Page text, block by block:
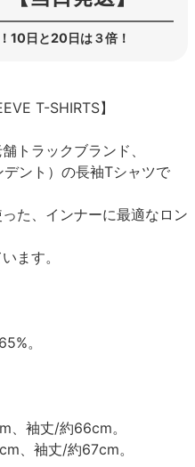
10日と20日は３倍！
T-SHIRTS】
トラックブランド、
ント）の長袖Tシャツで
た、インナーに最適なロン
ます。
。
、袖丈/約66cm。
、袖丈/約67cm。